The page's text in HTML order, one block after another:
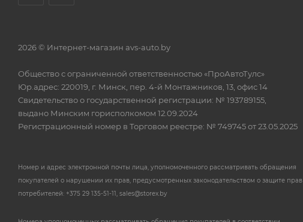
2026 © Интернет-магазин avs-auto.by
Общество с ограниченной ответственностью «ПроАвтоТулс»
Юр.адрес: 220019, г. Минск, пер. 4-й Монтажников, 13, офис 14
Свидетельство о государственной регистрации: № 193789155,
выдано Минским горисполкомом 12.09.2024
Регистрационный номер в Торговом реестре: № 749745 от 23.05.2025
Номер и адрес электронной почты лица, уполномоченного рассматривать обращения
покупателей о нарушении их прав, предусмотренных законодательством о защите прав
потребителей: +375 29 135-51-11, sales@storex.by